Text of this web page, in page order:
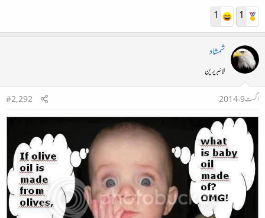
1
1
شمشاد
لائبریرین
اگست 9، 2014
#2,292